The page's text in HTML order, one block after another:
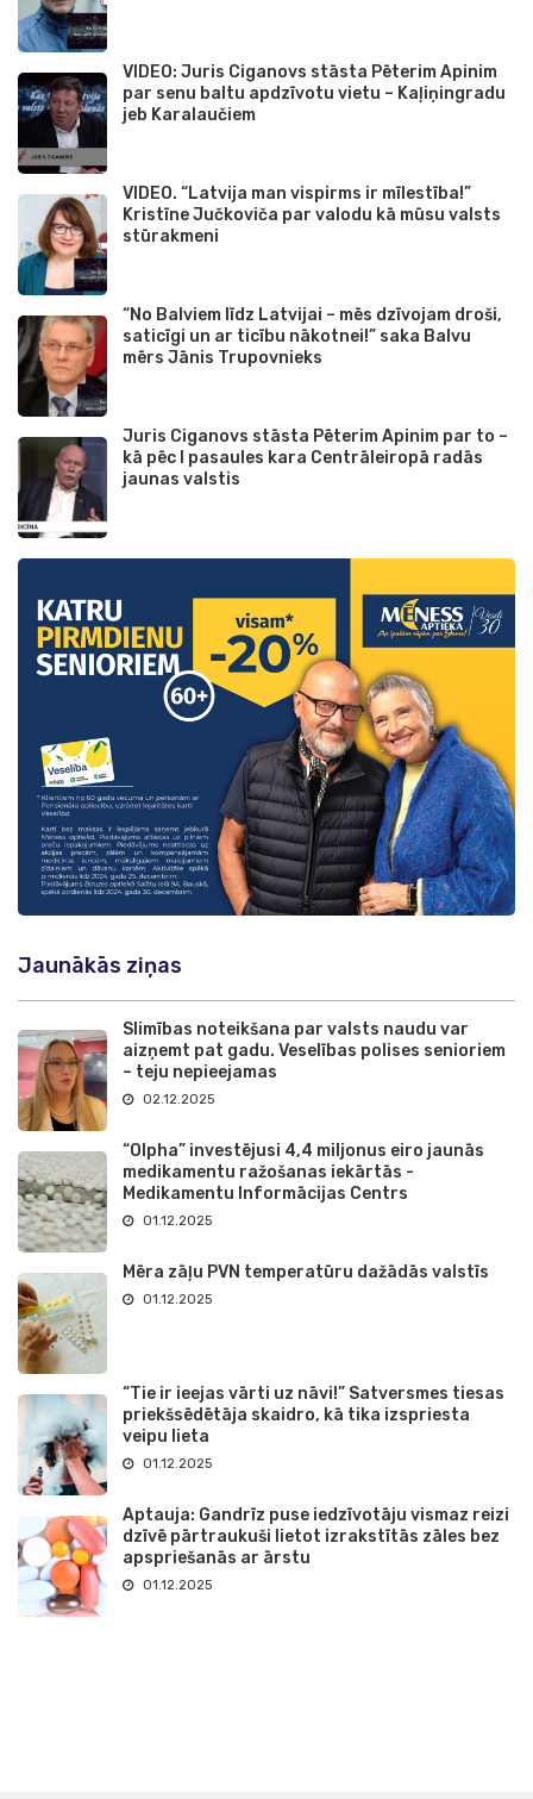
VIDEO: Juris Ciganovs stāsta Pēterim Apinim
par senu baltu apdzīvotu vietu – Kaļiņingradu
jeb Karalaučiem
VIDEO. “Latvija man vispirms ir mīlestība!”
Kristīne Jučkoviča par valodu kā mūsu valsts
stūrakmeni
“No Balviem līdz Latvijai – mēs dzīvojam droši,
saticīgi un ar ticību nākotnei!” saka Balvu
mērs Jānis Trupovnieks
Juris Ciganovs stāsta Pēterim Apinim par to –
kā pēc I pasaules kara Centrāleiropā radās
jaunas valstis
Jaunākās ziņas
Slimības noteikšana par valsts naudu var
aizņemt pat gadu. Veselības polises senioriem
– teju nepieejamas
02.12.2025
“Olpha” investējusi 4,4 miljonus eiro jaunās
medikamentu ražošanas iekārtās -
Medikamentu Informācijas Centrs
01.12.2025
Mēra zāļu PVN temperatūru dažādās valstīs
01.12.2025
“Tie ir ieejas vārti uz nāvi!” Satversmes tiesas
priekšsēdētāja skaidro, kā tika izspriesta
veipu lieta
01.12.2025
Aptauja: Gandrīz puse iedzīvotāju vismaz reizi
dzīvē pārtraukuši lietot izrakstītās zāles bez
apspriešanās ar ārstu
01.12.2025